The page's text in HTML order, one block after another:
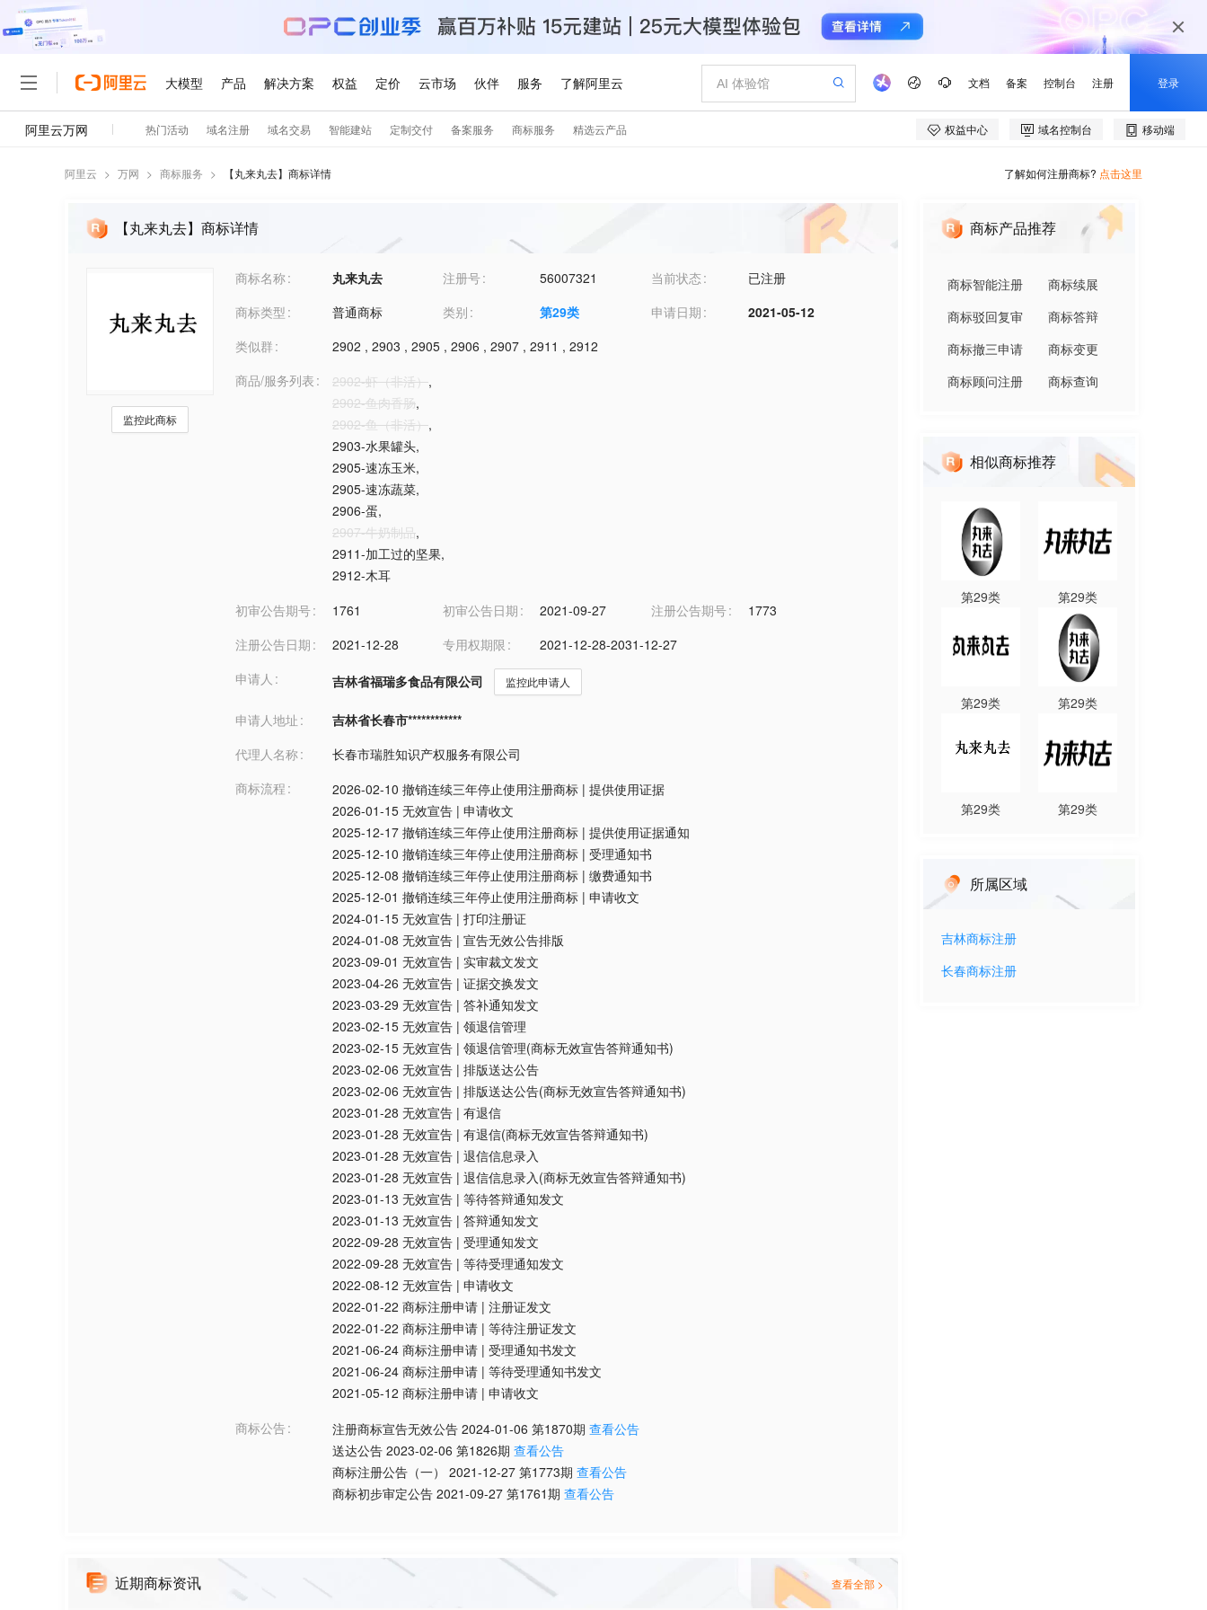
阿里云 > 万网 > 商标服务 > 【丸来丸去】商标详情 了解如何注册商标? 点击这里
【丸来丸去】商标详情
监控此商标
商标名称 丸来丸去 注册号 56007321 当前状态
已注册
商标类型
普通商标 类别 第29类 申请日期
2021-05-12
类似群
2902 , 2903 , 2905 , 2906 , 2907 , 2911 , 2912
商品/服务列表
2902-虾（非活）,
2902-鱼肉香肠,
2902-鱼（非活）,
2903-水果罐头,
2905-速冻玉米,
2905-速冻蔬菜,
2906-蛋,
2907-牛奶制品,
2911-加工过的坚果,
2912-木耳
初审公告期号
1761 初审公告日期 2021-09-27 注册公告期号
1773
注册公告日期
2021-12-28 专用权期限
2021-12-28-2031-12-27
申请人
吉林省福瑞多食品有限公司 监控此申请人
申请人地址
吉林省长春市************
代理人名称
长春市瑞胜知识产权服务有限公司
商标流程
2026-02-10 撤销连续三年停止使用注册商标 | 提供使用证据
2026-01-15 无效宣告 | 申请收文
2025-12-17 撤销连续三年停止使用注册商标 | 提供使用证据通知
2025-12-10 撤销连续三年停止使用注册商标 | 受理通知书
2025-12-08 撤销连续三年停止使用注册商标 | 缴费通知书
2025-12-01 撤销连续三年停止使用注册商标 | 申请收文
2024-01-15 无效宣告 | 打印注册证
2024-01-08 无效宣告 | 宣告无效公告排版
2023-09-01 无效宣告 | 实审裁文发文
2023-04-26 无效宣告 | 证据交换发文
2023-03-29 无效宣告 | 答补通知发文
2023-02-15 无效宣告 | 领退信管理
2023-02-15 无效宣告 | 领退信管理(商标无效宣告答辩通知书)
2023-02-06 无效宣告 | 排版送达公告
2023-02-06 无效宣告 | 排版送达公告(商标无效宣告答辩通知书)
2023-01-28 无效宣告 | 有退信
2023-01-28 无效宣告 | 有退信(商标无效宣告答辩通知书)
2023-01-28 无效宣告 | 退信信息录入
2023-01-28 无效宣告 | 退信信息录入(商标无效宣告答辩通知书)
2023-01-13 无效宣告 | 等待答辩通知发文
2023-01-13 无效宣告 | 答辩通知发文
2022-09-28 无效宣告 | 受理通知发文
2022-09-28 无效宣告 | 等待受理通知发文
2022-08-12 无效宣告 | 申请收文
2022-01-22 商标注册申请 | 注册证发文
2022-01-22 商标注册申请 | 等待注册证发文
2021-06-24 商标注册申请 | 受理通知书发文
2021-06-24 商标注册申请 | 等待受理通知书发文
2021-05-12 商标注册申请 | 申请收文
商标公告
注册商标宣告无效公告 2024-01-06 第1870期 查看公告
送达公告 2023-02-06 第1826期 查看公告
商标注册公告（一）
2021-12-27 第1773期 查看公告
商标初步审定公告 2021-09-27 第1761期 查看公告
近期商标资讯 查看全部 >
商标产品推荐
商标智能注册
商标续展
商标驳回复审
商标答辩
商标撤三申请
商标变更
商标顾问注册
商标查询
相似商标推荐
第29类 第29类
第29类 第29类
第29类 第29类
所属区域
吉林商标注册
长春商标注册